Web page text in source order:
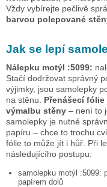
Vždy vybírejte pečlivě
barvou polepované
Jak se lepí
Nálepku motýl :5099:
Stačí dodržovat správný
výjimky, jsou samolepky
na stěnu. Přenášecí
výmalbu stěny – není to
samolepky je nutné
papíru – chce to trochu
fólie to může jít i hůř. Při
následujícího postupu:
samolepku motýl :5099:
papírem dolů